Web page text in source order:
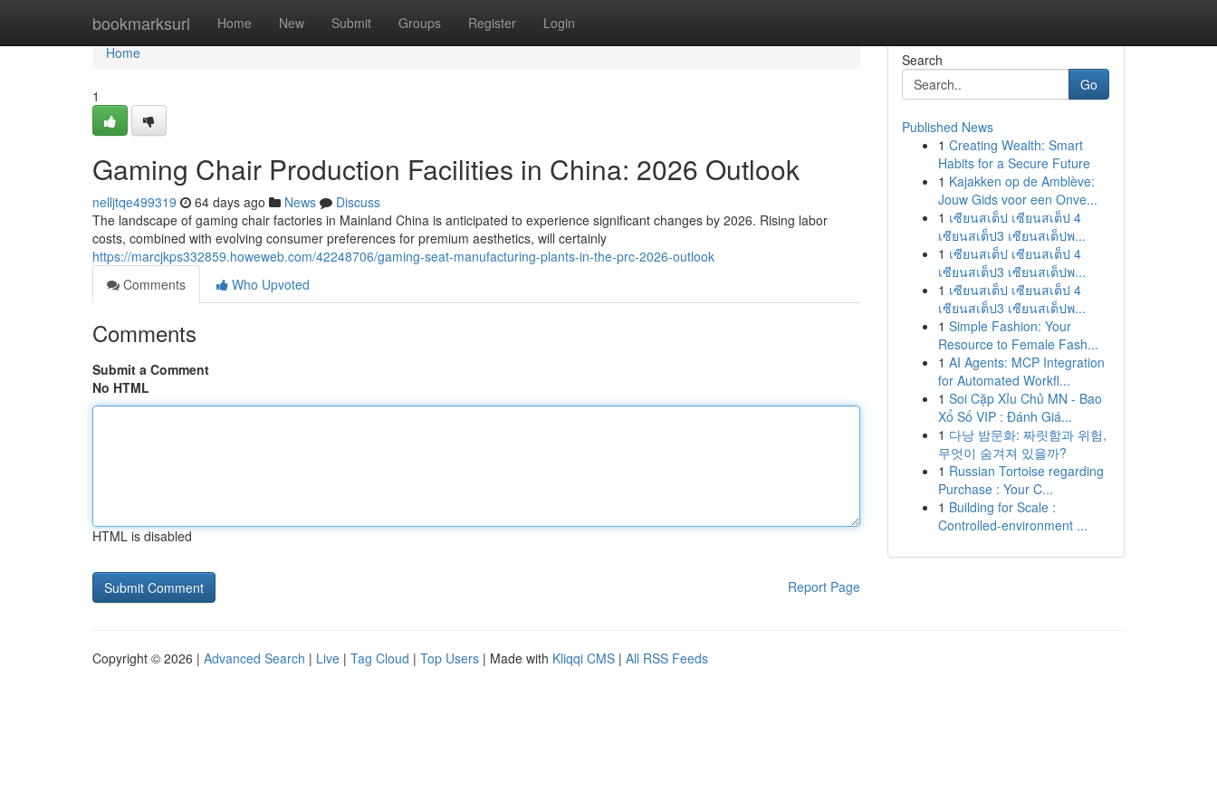
bookmarksurl Home New Submit Groups Register Login
Home
Home
1
Gaming Chair Production Facilities in China: 2026 Outlook
nelljtqe499319 64 days ago News
Discuss
The landscape of gaming chair factories in Mainland China is anticipated to experience significant changes by 2026. Rising labor
costs, combined with evolving consumer preferences for premium aesthetics, will certainly
https://marcjkps332859.howeweb.com/42248706/gaming-seat-manufacturing-plants-in-the-prc-2026-outlook
Comments
Who Upvoted
Comments
Submit a Comment
No HTML
HTML is disabled
Report Page
Search
Go
Published News
1 Creating Wealth: Smart
Habits for a Secure Future
1 Kajakken op de Amblève:
Jouw Gids voor een Onve...
1 เซียนสเต็ป เซียนสเต็ป 4
เซียนสเต็ป3 เซียนสเต็ปพ...
1 เซียนสเต็ป เซียนสเต็ป 4
เซียนสเต็ป3 เซียนสเต็ปพ...
1 เซียนสเต็ป เซียนสเต็ป 4
เซียนสเต็ป3 เซียนสเต็ปพ...
1 Simple Fashion: Your
Resource to Female Fash...
1 AI Agents: MCP Integration
for Automated Workfl...
1 Soi Cặp Xỉu Chủ MN - Bao
Xổ Số VIP : Đánh Giá...
1 다낭 밤문화: 짜릿함과 위험,
무엇이 숨겨져 있을까?
1 Russian Tortoise regarding
Purchase : Your C...
1 Building for Scale :
Controlled-environment ...
Copyright © 2026 | Advanced Search | Live | Tag Cloud | Top Users | Made with Kliqqi CMS | All RSS Feeds